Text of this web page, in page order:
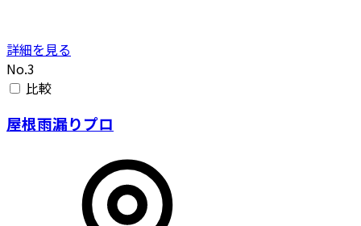
詳細を見る
No.3
比較
屋根雨漏りプロ